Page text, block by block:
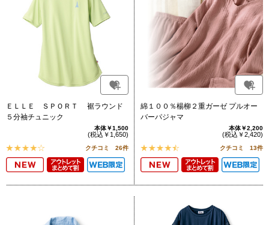
ＥＬＬＥ ＳＰＯＲＴ 裾ラウンド
５分袖チュニック
本体￥1,500
(税込￥1,650)
クチコミ 26件
綿１００％楊柳２重ガーゼ プルオー
バーパジャマ
本体￥2,200
(税込￥2,420)
クチコミ 13件